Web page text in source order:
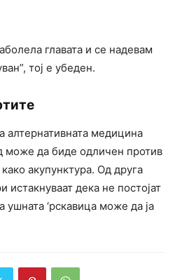
главата и се надевам
тој е убеден.
алтернативната медицина
може да биде одличен против
акупунктура. Од друга
истакнуваат дека не постојат
‘рскавица може да ја